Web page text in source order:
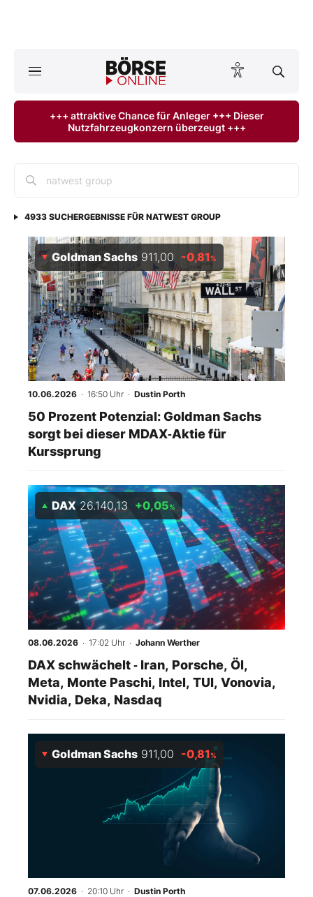
ktuelle Ausgabe BÖRSE ONLINE lesen
Abo & Shop
BO-Musterdepots
Experten
Mein B:O
Mein Konto
Folgen Sie uns
+++ attraktive Chance für Anleger +++ Dieser
Nutzfahrzeugkonzern überzeugt +++
4933 SUCHERGEBNISSE FÜR NATWEST GROUP
Goldman Sachs 911,00 -0,81%
10.06.2026 · 16:50 Uhr · Dustin Porth
50 Prozent Potenzial: Goldman Sachs
sorgt bei dieser MDAX‑Aktie für
Kurssprung
DAX 26.140,13 +0,05%
08.06.2026 · 17:02 Uhr · Johann Werther
DAX schwächelt ‑ Iran, Porsche, Öl,
Meta, Monte Paschi, Intel, TUI, Vonovia,
Nvidia, Deka, Nasdaq
Goldman Sachs 911,00 -0,81%
07.06.2026 · 20:10 Uhr · Dustin Porth